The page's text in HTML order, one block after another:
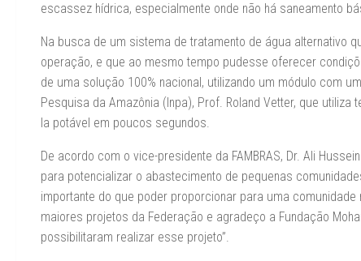
escassez hídrica, especialmente onde não há saneamento
Na busca de um sistema de tratamento de água alternativo
operação, e que ao mesmo tempo pudesse oferecer
de uma solução 100% nacional, utilizando um módulo com
Pesquisa da Amazônia (Inpa), Prof. Roland Vetter, que
la potável em poucos segundos.
De acordo com o vice-presidente da FAMBRAS, Dr. Ali
para potencializar o abastecimento de pequenas
importante do que poder proporcionar para uma
maiores projetos da Federação e agradeço a Fundação
possibilitaram realizar esse projeto”.